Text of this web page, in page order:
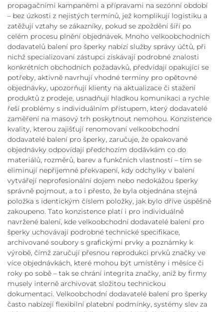
propagačními kampaněmi a přípravami na sezónní období
– bez úzkosti z nejistých termínů, jež komplikují logistiku a
zatěžují vztahy se zákazníky, pokud se zpoždění šíří po
celém procesu plnění objednávek. Mnoho velkoobchodních
dodavatelů balení pro šperky nabízí služby správy účtů, při
nichž specializovaní zástupci získávají podrobné znalosti
konkrétních obchodních požadavků, předvídají opakující se
potřeby, aktivně navrhují vhodné termíny pro opětovné
objednávky, upozorňují klienty na aktualizace či stažení
produktů z prodeje, usnadňují hladkou komunikaci a rychle
řeší problémy s individuálním přístupem, který dodavatelé
zaměření na masový trh poskytnout nemohou. Konzistence
kvality, kterou zajišťují renomovaní velkoobchodní
dodavatelé balení pro šperky, zaručuje, že opakované
objednávky odpovídají předchozím dodávkám co do
materiálů, rozměrů, barev a funkčních vlastností – tím se
eliminují nepříjemné překvapení, kdy odchylky v balení
vytvářejí neprofesionální dojem nebo nedokážou šperky
správně pojmout, a to i přesto, že byla objednána stejná
položka s identickým číslem položky, jak bylo dříve úspěšně
zakoupeno. Tato konzistence platí i pro individuálně
navržené balení, kde velkoobchodní dodavatelé balení pro
šperky uchovávají podrobné technické specifikace,
archivované soubory s grafickými prvky a poznámky k
výrobě, čímž zaručují přesnou reprodukci prvků značky ve
více objednávkách, které mohou být umístěny i měsíce či
roky po sobě – tak se chrání integrita značky, aniž by firmy
musely interně archivovat složitou technickou
dokumentaci. Velkoobchodní dodavatelé balení pro šperky
často nabízejí flexibilní platební podmínky, systémy slev za